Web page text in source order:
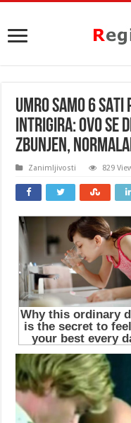
UMRO SAMO 6 SATI
INTRIGIRA: Ovo se
ZBUNJEN,
Zanimljivosti 829